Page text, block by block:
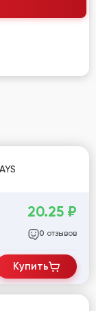
20.25 ₽
0 отзывов
Купить